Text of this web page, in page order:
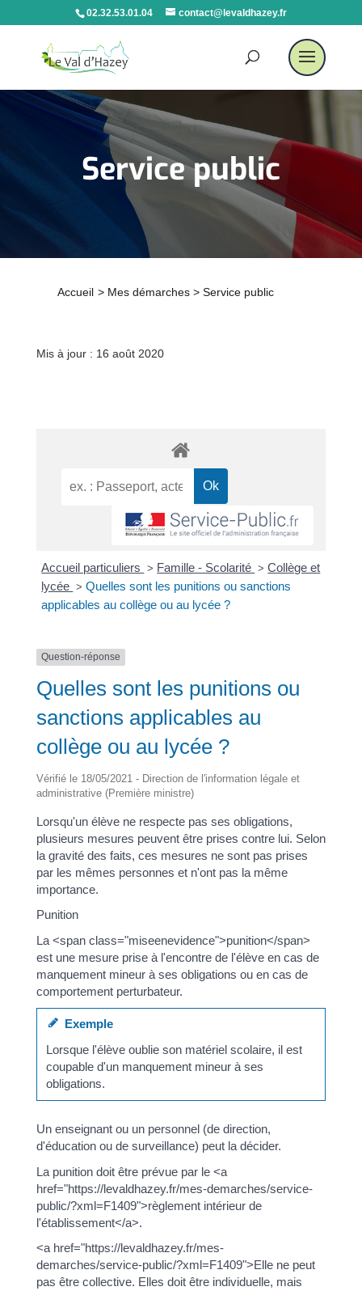
02.32.53.01.04 contact@levaldhazey.fr
Service public
Accueil > Mes démarches > Service public
Mis à jour : 16 août 2020
Accueil particuliers > Famille - Scolarité > Collège et
lycée > Quelles sont les punitions ou sanctions
applicables au collège ou au lycée ?
Question-réponse
Quelles sont les punitions ou
sanctions applicables au
collège ou au lycée ?
Vérifié le 18/05/2021 - Direction de l'information légale et
administrative (Première ministre)
Lorsqu'un élève ne respecte pas ses obligations,
plusieurs mesures peuvent être prises contre lui. Selon
la gravité des faits, ces mesures ne sont pas prises
par les mêmes personnes et n'ont pas la même
importance.
Punition
La <span class="miseenevidence">punition</span>
est une mesure prise à l'encontre de l'élève en cas de
manquement mineur à ses obligations ou en cas de
comportement perturbateur.
Exemple
Lorsque l'élève oublie son matériel scolaire, il est
coupable d'un manquement mineur à ses
obligations.
Un enseignant ou un personnel (de direction,
d'éducation ou de surveillance) peut la décider.
La punition doit être prévue par le <a
href="https://levaldhazey.fr/mes-demarches/service-
public/?xml=F1409">règlement intérieur de
l'établissement</a>.
<a href="https://levaldhazey.fr/mes-
demarches/service-public/?xml=F1409">Elle ne peut
pas être collective. Elles doit être individuelle, mais